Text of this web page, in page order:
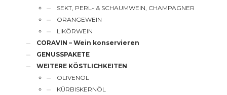
SEKT, PERL- & SCHAUMWEIN, CHAMPAGNER
ORANGEWEIN
LIKÖRWEIN
CORAVIN – Wein konservieren
GENUSSPAKETE
WEITERE KÖSTLICHKEITEN
OLIVENÖL
KÜRBISKERNÖL